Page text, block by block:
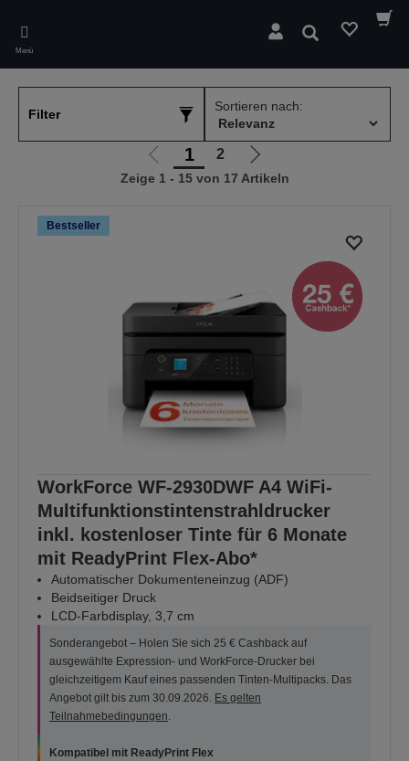
main
content
Menü
Suchen
Filter
Sortieren nach:
Zur
vorherigen
1 2
Zur
nächsten
Zeige 1 - 15 von 17 Artikeln
Bestseller
WorkForce WF-2930DWF A4 WiFi-
Multifunktionstintenstrahldrucker
inkl. kostenloser Tinte für 6 Monate
mit ReadyPrint Flex-Abo*
Automatischer Dokumenteneinzug (ADF)
Beidseitiger Druck
LCD-Farbdisplay, 3,7 cm
Sonderangebot – Holen Sie sich 25 € Cashback auf
ausgewählte Expression- und WorkForce-Drucker bei
gleichzeitigem Kauf eines passenden Tinten-Multipacks. Das
Angebot gilt bis zum 30.09.2026. Es gelten
Teilnahmebedingungen.
Kompatibel mit ReadyPrint Flex